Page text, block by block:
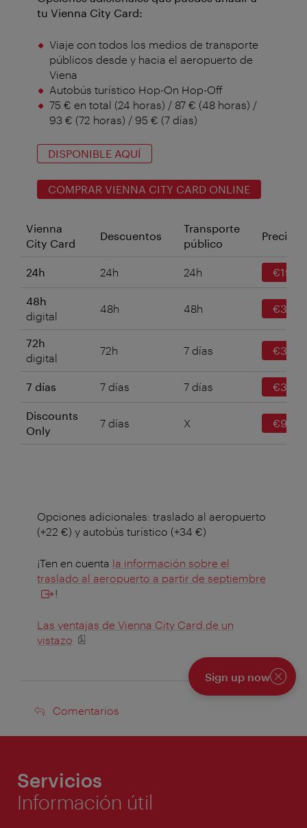
tu Vienna City Card:
Viaje con todos los medios de transporte
públicos desde y hacia el aeropuerto de
Viena
Autobús turístico Hop-On Hop-Off
75 € en total (24 horas) / 87 € (48 horas) /
93 € (72 horas) / 95 € (7 días)
DISPONIBLE AQUÍ
COMPRAR VIENNA CITY CARD ONLINE
Vienna
City Card
Descuentos
Transporte
público
Precio
24h 24h 24h €19
48h
digital
48h 48h €31
72h
digital
72h 7 días €37
7 días 7 días 7 días €39
Discounts
Only
7 días X €9
Opciones adicionales: traslado al aeropuerto
(+22 €) y autobús turístico (+34 €)
¡Ten en cuenta la información sobre el
traslado al aeropuerto a partir de septiembre
!
Las ventajas de Vienna City Card de un
vistazo
Comentarios
Comentarios
Sign up now
Cerrar
Servicios
Información útil